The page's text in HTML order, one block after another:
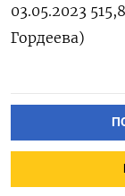
03.05.2023
Гордеева)